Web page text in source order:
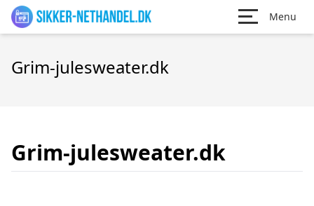
Menu
Grim-julesweater.dk
Grim-julesweater.dk